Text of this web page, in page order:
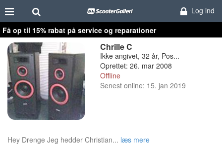
Log ind
Få op til 15% rabat på service og reparationer
Chrille C
Ikke angivet, 32 år, Pos...
Oprettet: 26. mar 2008
Offline
Senest online: 15. jan 2019
Hey Drenge Jeg hedder Christian... læs mere